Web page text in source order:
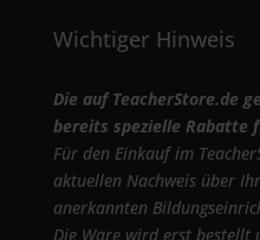
Wichtiger Hinweis
Die auf TeacherStore.de
bereits spezielle Rabatte
Für den Einkauf im
aktuellen Nachweis über
anerkannten
Die Ware wird erst bestellt